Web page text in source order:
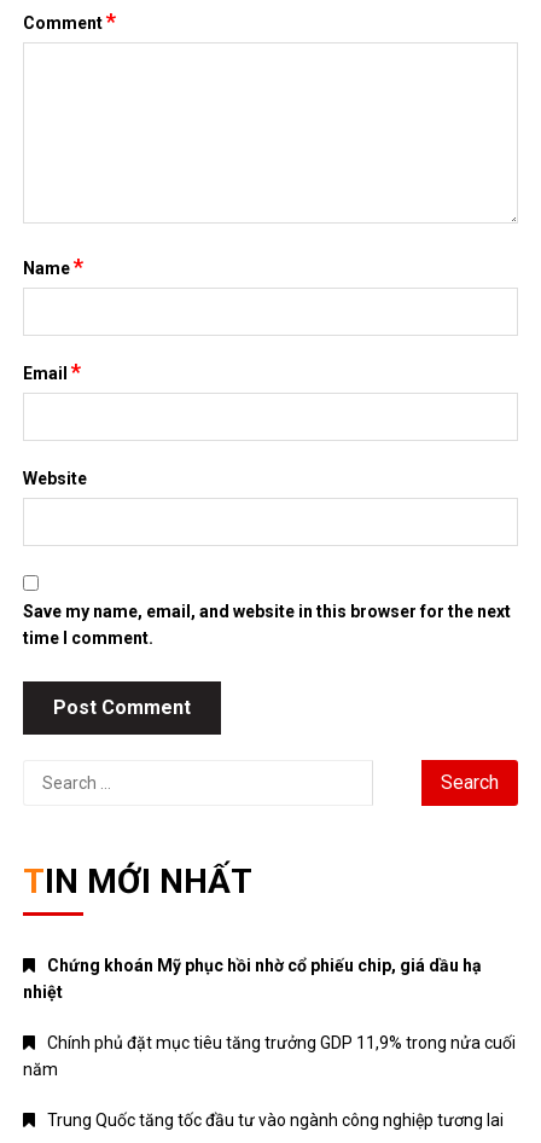
Comment*
Name*
Email*
Website
Save my name, email, and website in this browser for the next
time I comment.
Search
TIN MỚI NHẤT
Chứng khoán Mỹ phục hồi nhờ cổ phiếu chip, giá dầu hạ
nhiệt
Chính phủ đặt mục tiêu tăng trưởng GDP 11,9% trong nửa cuối
năm
Trung Quốc tăng tốc đầu tư vào ngành công nghiệp tương lai